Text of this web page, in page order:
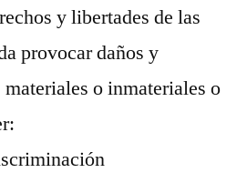
y libertades de las
provocar daños y
o inmateriales o